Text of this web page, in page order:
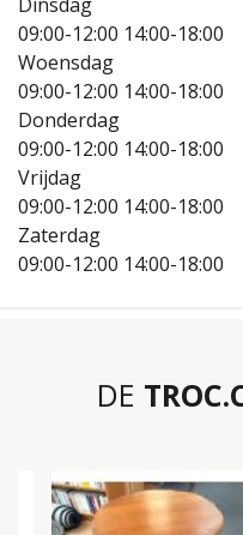
09:00-12:00 14:00-18:00
Woensdag
09:00-12:00 14:00-18:00
Donderdag
09:00-12:00 14:00-18:00
Vrijdag
09:00-12:00 14:00-18:00
Zaterdag
09:00-12:00 14:00-18:00
DE